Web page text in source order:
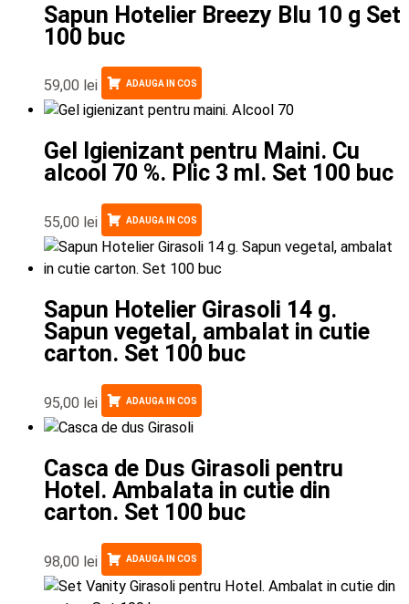
Sapun Hotelier Breezy Blu 10 g Set
100 buc
59,00 lei ADAUGA IN COS
Gel Igienizant pentru Maini. Cu
alcool 70 %. Plic 3 ml. Set 100 buc
55,00 lei ADAUGA IN COS
Sapun Hotelier Girasoli 14 g.
Sapun vegetal, ambalat in cutie
carton. Set 100 buc
95,00 lei ADAUGA IN COS
Casca de Dus Girasoli pentru
Hotel. Ambalata in cutie din
carton. Set 100 buc
98,00 lei ADAUGA IN COS